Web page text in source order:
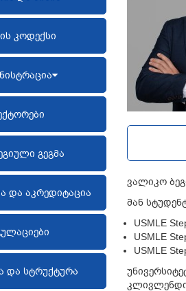
კოდექსი
გეგმა
და აკრედიტაცია
და სტრუქტურა
ვალიკო
მან
USMLE
USMLE
USMLE